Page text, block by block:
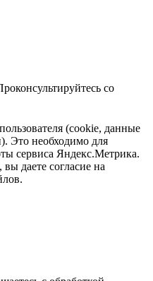
(cookie, данные
Это необходимо для
сервиса Яндекс.Метрика.
даете согласие на